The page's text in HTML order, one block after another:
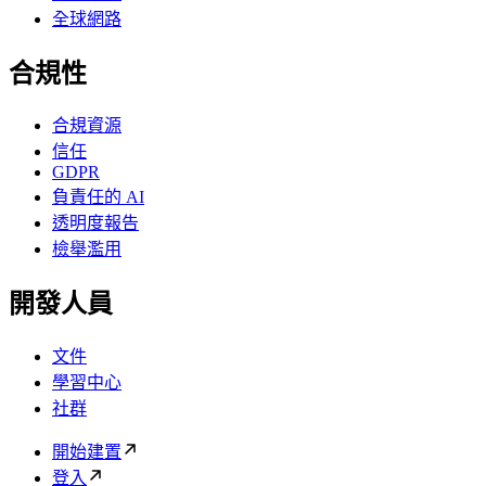
全球網路
合規性
合規資源
信任
GDPR
負責任的 AI
透明度報告
檢舉濫用
開發人員
文件
學習中心
社群
開始建置
登入